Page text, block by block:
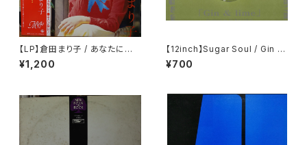
【LP】倉田まり子 / あなたにめぐ
り逢えて・・・・
¥1,200
【12inch】Sugar Soul / Gin &
Lime
¥700